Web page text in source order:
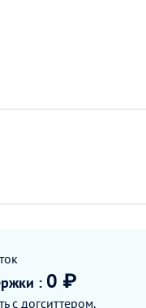
: 0 ₽
с догситтером.